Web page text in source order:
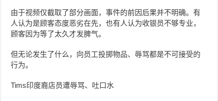
由于视频仅截取了部分画面，事件的前因后果并不明确。有
人认为是顾客态度恶劣在先，也有人认为收银员不够专业，
顾客因为等了太久才发脾气。
但无论发生了什么，向员工投掷物品、辱骂都是不可接受的
行为。
Tims印度裔店员遭辱骂、吐口水